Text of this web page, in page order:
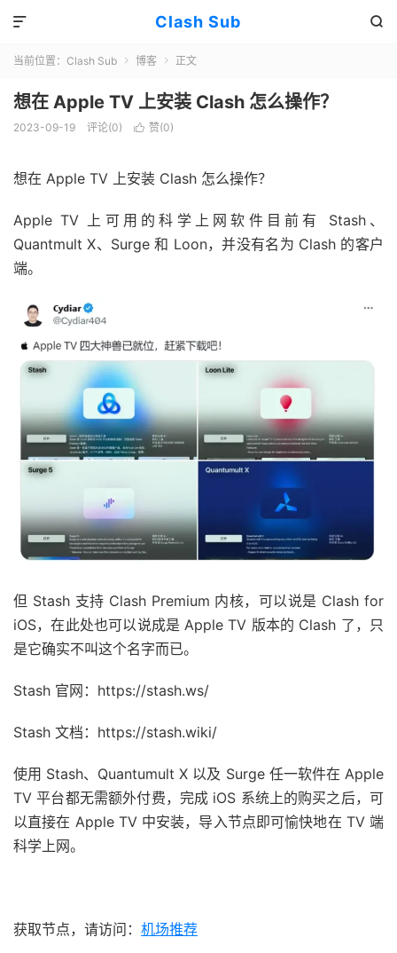
Clash Sub 

当前位置： Clash Sub  博客  正文
想在 Apple TV 上安装 Clash 怎么操作？
2023-09-19 评论(0)  赞(0)
想在 Apple TV 上安装 Clash 怎么操作？
Apple TV 上可用的科学上网软件目前有 Stash、
Quantmult X、Surge 和 Loon，并没有名为 Clash 的客户
端。
但 Stash 支持 Clash Premium 内核，可以说是 Clash for
iOS，在此处也可以说成是 Apple TV 版本的 Clash 了，只
是它确实不叫这个名字而已。
Stash 官网：https://stash.ws/
Stash 文档：https://stash.wiki/
使用 Stash、Quantumult X 以及 Surge 任一软件在 Apple
TV 平台都无需额外付费，完成 iOS 系统上的购买之后，可
以直接在 Apple TV 中安装，导入节点即可愉快地在 TV 端
科学上网。
获取节点，请访问： 机场推荐